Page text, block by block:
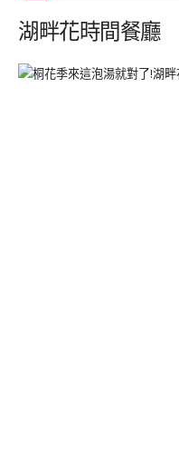
湖畔花時間餐廳